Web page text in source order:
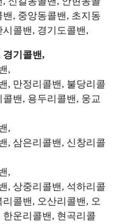
, 중앙동콜밴, 초지동
콜밴, 경기도콜밴,
경기콜밴,
,
, 만정리콜밴, 불당리콜
밴, 용두리콜밴, 웅교
,
, 삼은리콜밴, 신창리콜
,
, 상중리콜밴, 석하리콜
콜밴, 오산리콜밴, 오
운리콜밴, 현곡리콜